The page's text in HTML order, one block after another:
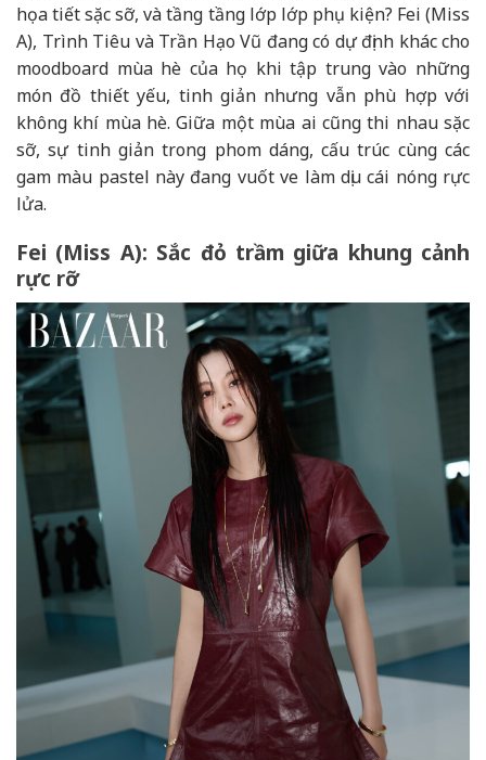
họa tiết sặc sỡ, và tầng tầng lớp lớp phụ kiện? Fei (Miss
A), Trình Tiêu và Trần Hạo Vũ đang có dự định khác cho
moodboard mùa hè của họ khi tập trung vào những
món đồ thiết yếu, tinh giản nhưng vẫn phù hợp với
không khí mùa hè. Giữa một mùa ai cũng thi nhau sặc
sỡ, sự tinh giản trong phom dáng, cấu trúc cùng các
gam màu pastel này đang vuốt ve làm dịu cái nóng rực
lửa.
Fei (Miss A): Sắc đỏ trầm giữa khung cảnh
rực rỡ